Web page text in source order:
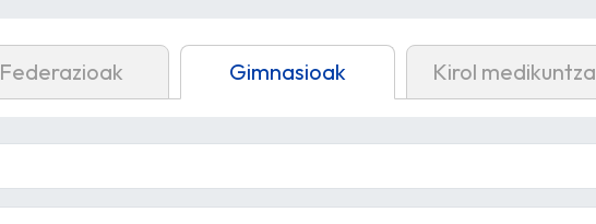
Federazioak Gimnasioak Kirol medikuntza